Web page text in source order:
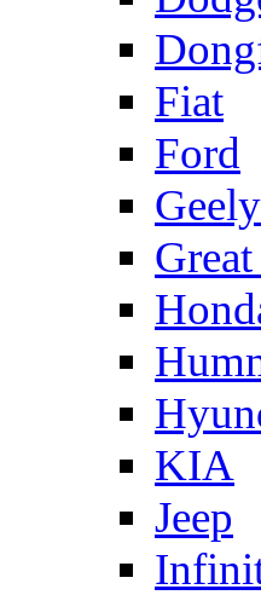
Fiat
Ford
Geely
KIA
Jeep